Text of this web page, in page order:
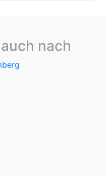
nach